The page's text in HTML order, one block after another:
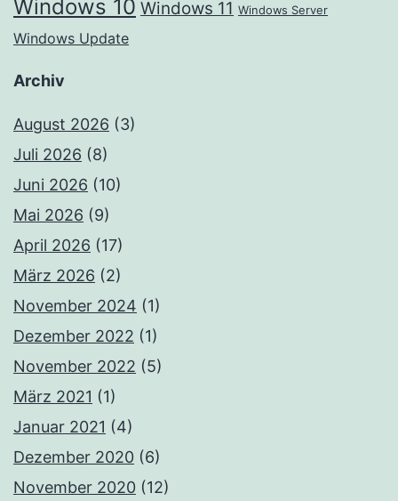
Windows 10 Windows 11 Windows Server
Windows Update
Archiv
August 2026 (3)
Juli 2026 (8)
Juni 2026 (10)
Mai 2026 (9)
April 2026 (17)
März 2026 (2)
November 2024 (1)
Dezember 2022 (1)
November 2022 (5)
März 2021 (1)
Januar 2021 (4)
Dezember 2020 (6)
November 2020 (12)